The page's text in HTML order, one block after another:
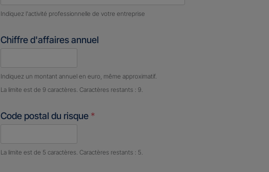
Indiquez l'activité professionnelle de votre entreprise
Chiffre d'affaires annuel
Nombre de caractères restants :9 caractères restants
Indiquez un montant annuel en euro, même approximatif.
La limite est de 9 caractères. Caractères restants : 9.
Code postal du risque *
Nombre de caractères restants :
La limite est de 5 caractères. Caractères restants : 5.